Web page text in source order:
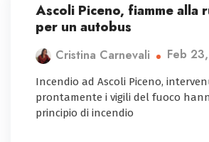
Ascoli Piceno, fiamme alla
per un autobus
Cristina Carnevali Feb
Incendio ad Ascoli Piceno,
prontamente i vigili del fuoco
principio di incendio